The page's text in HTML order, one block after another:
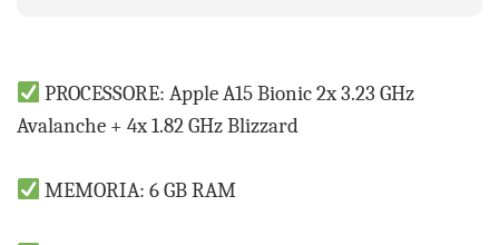
PROCESSORE: Apple A15 Bionic 2x 3.23 GHz
Avalanche + 4x 1.82 GHz Blizzard
MEMORIA: 6 GB RAM